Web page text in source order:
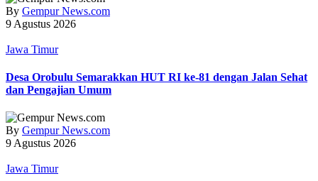
By Gempur News.com
9 Agustus 2026
Jawa Timur
‎Desa Orobulu Semarakkan HUT RI ke-81 dengan Jalan Sehat
dan Pengajian Umum
By Gempur News.com
9 Agustus 2026
Jawa Timur